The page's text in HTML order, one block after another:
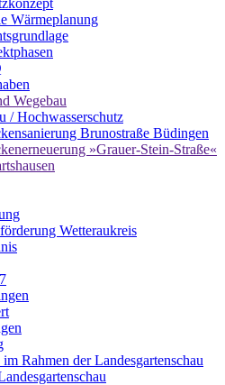
Wärmeplanung
Wegebau
/ Hochwasserschutz
Brunostraße Büdingen
»Grauer-Stein-Straße«
Wetteraukreis
Rahmen der Landesgartenschau